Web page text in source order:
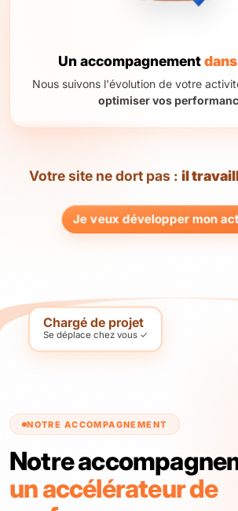
Un accompagnement
Nous suivons l'évolution de votre
optimiser vos
Votre site ne dort pas : il
Je veux développer mon
Chargé de projet
Se déplace chez vous ✓
NOTRE ACCOMPAGNEMENT
Notre
un accélérateur de